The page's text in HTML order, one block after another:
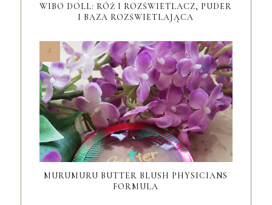
WIBO DOLL: RÓŻ I ROZŚWIETLACZ, PUDER
I BAZA ROZŚWIETLAJĄCA
MURUMURU BUTTER BLUSH PHYSICIANS
FORMULA